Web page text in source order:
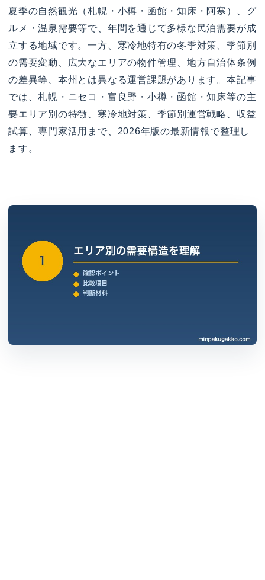
夏季の自然観光（札幌・小樽・函館・知床・阿寒）、グ
ルメ・温泉需要等で、年間を通じて多様な民泊需要が成
立する地域です。一方、寒冷地特有の冬季対策、季節別
の需要変動、広大なエリアの物件管理、地方自治体条例
の差異等、本州とは異なる運営課題があります。本記事
では、札幌・ニセコ・富良野・小樽・函館・知床等の主
要エリア別の特徴、寒冷地対策、季節別運営戦略、収益
試算、専門家活用まで、2026年版の最新情報で整理し
ます。